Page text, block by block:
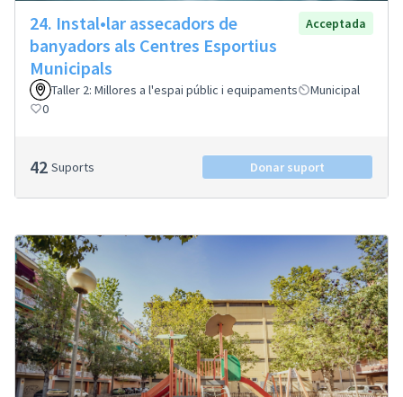
24. Instal•lar assecadors de
banyadors als Centres Esportius
Municipals
Acceptada
Taller 2: Millores a l'espai públic i equipaments
Municipal
0
42 Suports Donar suport